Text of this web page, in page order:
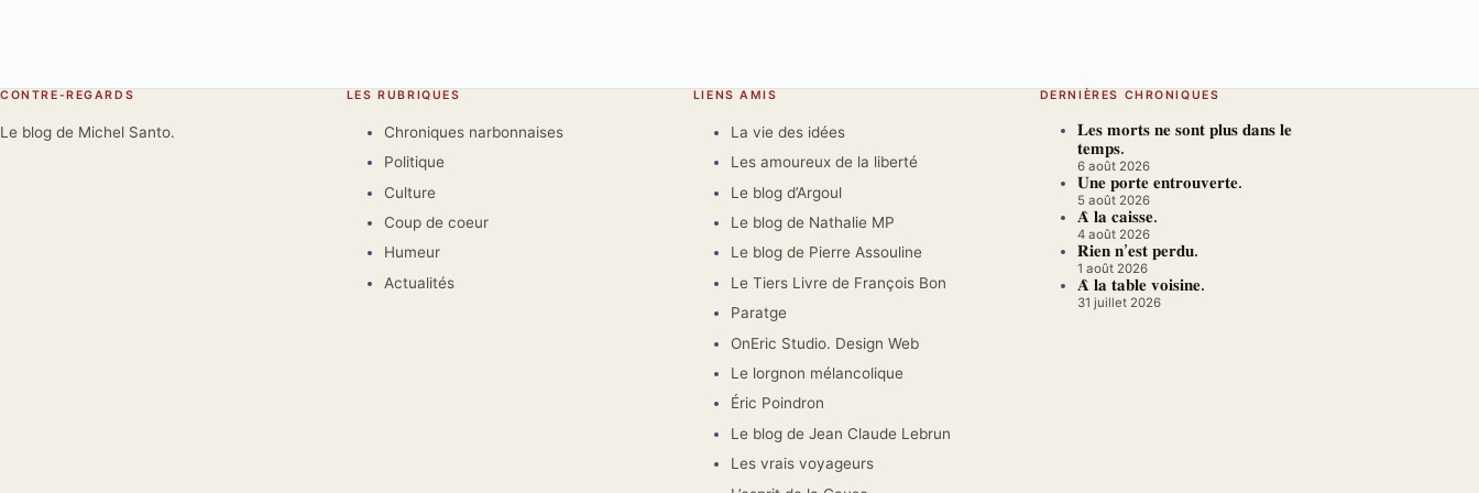
CONTRE-REGARDS
Le blog de Michel Santo.
LES RUBRIQUES
Chroniques narbonnaises
Politique
Culture
Coup de coeur
Humeur
Actualités
LIENS AMIS
La vie des idées
Les amoureux de la liberté
Le blog d’Argoul
Le blog de Nathalie MP
Le blog de Pierre Assouline
Le Tiers Livre de François Bon
Paratge
OnEric Studio. Design Web
Le lorgnon mélancolique
Éric Poindron
Le blog de Jean Claude Lebrun
Les vrais voyageurs
DERNIÈRES CHRONIQUES
𝐋𝐞𝐬 𝐦𝐨𝐫𝐭𝐬 𝐧𝐞 𝐬𝐨𝐧𝐭 𝐩𝐥𝐮𝐬 𝐝𝐚𝐧𝐬 𝐥𝐞
𝐭𝐞𝐦𝐩𝐬.
6 août 2026
𝐔𝐧𝐞 𝐩𝐨𝐫𝐭𝐞 𝐞𝐧𝐭𝐫𝐨𝐮𝐯𝐞𝐫𝐭𝐞.
5 août 2026
𝐀̀ 𝐥𝐚 𝐜𝐚𝐢𝐬𝐬𝐞.
4 août 2026
𝐑𝐢𝐞𝐧 𝐧’𝐞𝐬𝐭 𝐩𝐞𝐫𝐝𝐮.
1 août 2026
𝐀̀ 𝐥𝐚 𝐭𝐚𝐛𝐥𝐞 𝐯𝐨𝐢𝐬𝐢𝐧𝐞.
31 juillet 2026